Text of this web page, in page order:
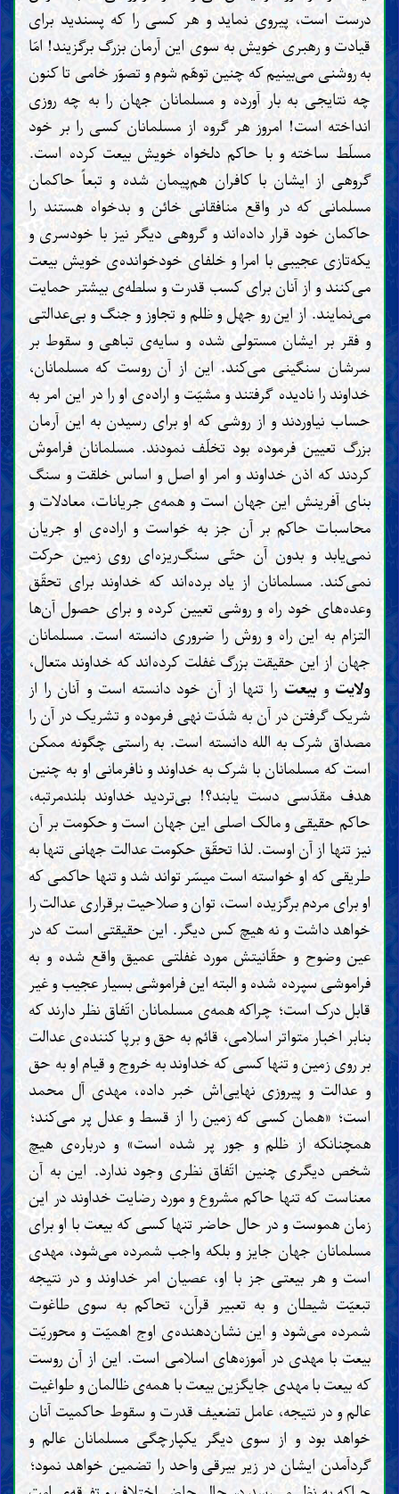
درست است، پیروی نماید و هر کسی را که پسندید برای
قیادت و رهبری خویش به سوی این آرمان بزرگ برگزیند! امّا
به روشنی می‌بینیم که چنین توهّم شوم و تصوّر خامی تا کنون
چه نتایجی به بار آورده و مسلمانان جهان را به چه روزی
انداخته است! امروز هر گروه از مسلمانان کسی را بر خود
مسلّط ساخته و با حاکم دلخواه خویش بیعت کرده است.
گروهی از ایشان با کافران هم‌پیمان شده و تبعاً حاکمان
مسلمانی که در واقع منافقانی خائن و بدخواه هستند را
حاکمان خود قرار داده‌اند و گروهی دیگر نیز با خودسری و
یکه‌تازی عجیبی با امرا و خلفای خودخوانده‌ی خویش بیعت
می‌کنند و از آنان برای کسب قدرت و سلطه‌ی بیشتر حمایت
می‌نمایند. از این رو جهل و ظلم و تجاوز و جنگ و بی‌عدالتی
و فقر بر ایشان مستولی شده و سایه‌ی تباهی و سقوط بر
سرشان سنگینی می‌کند. این از آن روست که مسلمانان،
خداوند را نادیده گرفتند و مشیّت و اراده‌ی او را در این امر به
حساب نیاوردند و از روشی که او برای رسیدن به این آرمان
بزرگ تعیین فرموده بود تخلّف نمودند. مسلمانان فراموش
کردند که اذن خداوند و امر او اصل و اساس خلقت و سنگ
بنای آفرینش این جهان است و همه‌ی جریانات، معادلات و
محاسبات حاکم بر آن جز به خواست و اراده‌ی او جریان
نمی‌یابد و بدون آن حتّی سنگ‌ریزه‌ای روی زمین حرکت
نمی‌کند. مسلمانان از یاد برده‌اند که خداوند برای تحقّق
وعده‌های خود راه و روشی تعیین کرده و برای حصول آن‌ها
التزام به این راه و روش را ضروری دانسته است. مسلمانان
جهان از این حقیقت بزرگ غفلت کرده‌اند که خداوند متعال،
ولایت وبیعترا تنها از آن خود دانسته است و آنان را از
شریک گرفتن در آن به شدّت نهی فرموده و تشریک در آن را
مصداق شرک به الله دانسته است. به راستی چگونه ممکن
است که مسلمانان با شرک به خداوند و نافرمانی او به چنین
هدف مقدّسی دست یابند؟! بی‌تردید خداوند بلندمرتبه،
حاکم حقیقی و مالک اصلی این جهان است و حکومت بر آن
نیز تنها از آن اوست. لذا تحقّق حکومت عدالت جهانی تنها به
طریقی که او خواسته است میسّر تواند شد و تنها حاکمی که
او برای مردم برگزیده است، توان و صلاحیت برقراری عدالت را
خواهد داشت و نه هیچ کس دیگر. این حقیقتی است که در
عین وضوح و حقّانیتش مورد غفلتی عمیق واقع شده و به
فراموشی سپرده شده و البته این فراموشی بسیار عجیب و غیر
قابل درک است؛ چراکه همه‌ی مسلمانان اتّفاق نظر دارند که
بنابر اخبار متواتر اسلامی، قائم به حق و برپا کننده‌ی عدالت
بر روی زمین و تنها کسی که خداوند به خروج و قیام او به حق
و عدالت و پیروزی نهایی‌اش خبر داده، مهدی آل محمد
است؛ «همان کسی که زمین را از قسط و عدل پر می‌کند؛
همچنانکه از ظلم و جور پر شده است» و درباره‌ی هیچ
شخص دیگری چنین اتّفاق نظری وجود ندارد. این به آن
معناست که تنها حاکم مشروع و مورد رضایت خداوند در این
زمان هموست و در حال حاضر تنها کسی که بیعت با او برای
مسلمانان جهان جایز و بلکه واجب شمرده می‌شود، مهدی
است و هر بیعتی جز با او، عصیان امر خداوند و در نتیجه
تبعیّت شیطان و به تعبیر قرآن، تحاکم به سوی طاغوت
شمرده می‌شود و این نشان‌دهنده‌ی اوج اهمیّت و محوریّت
بیعت با مهدی در آموزه‌های اسلامی است. این از آن روست
که بیعت با مهدی جایگزین بیعت با همه‌ی ظالمان و طواغیت
عالم و در نتیجه، عامل تضعیف قدرت و سقوط حاکمیت آنان
خواهد بود و از سوی دیگر یکپارچگی مسلمانان عالم و
گردآمدن ایشان در زیر بیرقی واحد را تضمین خواهد نمود؛